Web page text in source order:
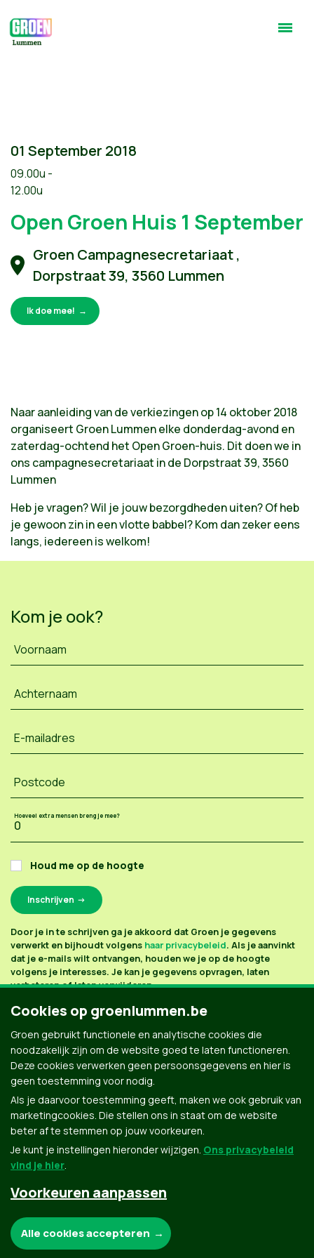
01 September 2018
09.00u -
12.00u
Open Groen Huis 1 September
Groen Campagnesecretariaat ,
Dorpstraat 39, 3560 Lummen
Ik doe mee!
Naar aanleiding van de verkiezingen op 14 oktober 2018
organiseert Groen Lummen elke donderdag-avond en
zaterdag-ochtend het Open Groen-huis. Dit doen we in
ons campagnesecretariaat in de Dorpstraat 39, 3560
Lummen
Heb je vragen? Wil je jouw bezorgdheden uiten? Of heb
je gewoon zin in een vlotte babbel? Kom dan zeker eens
langs, iedereen is welkom!
Kom je ook?
Voornaam
Achternaam
E-mailadres
Postcode
Hoeveel extra mensen breng je mee?
Houd me op de hoogte
Door je in te schrijven ga je akkoord dat Groen je gegevens
verwerkt en bijhoudt volgens haar privacybeleid. Als je aanvinkt
dat je e-mails wilt ontvangen, houden we je op de hoogte
volgens je interesses. Je kan je gegevens opvragen, laten
verbeteren of laten verwijderen.
Groen.be
Contact Privacybeleid
Cookies op groenlummen.be
Groen gebruikt functionele en analytische cookies die
noodzakelijk zijn om de website goed te laten functioneren.
Deze cookies verwerken geen persoonsgegevens en hier is
geen toestemming voor nodig.
Als je daarvoor toestemming geeft, maken we ook gebruik van
marketingcookies. Die stellen ons in staat om de website
beter af te stemmen op jouw voorkeuren.
Je kunt je instellingen hieronder wijzigen. Ons privacybeleid
vind je hier.
Voorkeuren aanpassen
Alle cookies accepteren